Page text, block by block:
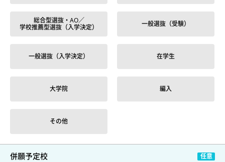
総合型選抜・AO／
学校推薦型選抜（入学決定）
一般選抜（受験）
一般選抜（入学決定） 在学生
大学院 編入
その他
併願予定校